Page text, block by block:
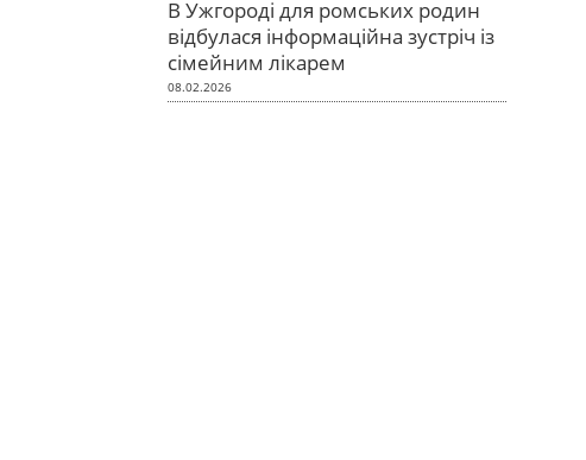
В Ужгороді для ромських родин
відбулася інформаційна зустріч із
сімейним лікарем
08.02.2026